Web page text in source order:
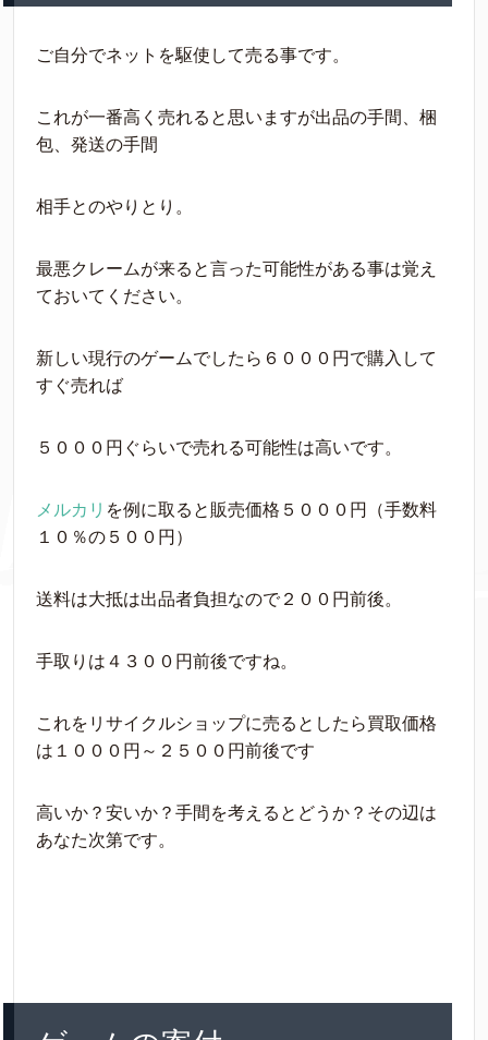
ご自分でネットを駆使して売る事です。
これが一番高く売れると思いますが出品の手間、梱
包、発送の手間
相手とのやりとり。
最悪クレームが来ると言った可能性がある事は覚え
ておいてください。
新しい現行のゲームでしたら６０００円で購入して
すぐ売れば
５０００円ぐらいで売れる可能性は高いです。
メルカリ を例に取ると販売価格５０００円（手数料
１０％の５００円）
送料は大抵は出品者負担なので２００円前後。
手取りは４３００円前後ですね。
これをリサイクルショップに売るとしたら買取価格
は１０００円～２５００円前後です
高いか？安いか？手間を考えるとどうか？その辺は
あなた次第です。